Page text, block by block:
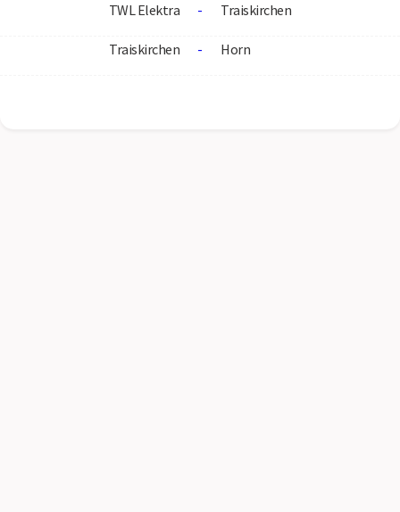
TWL Elektra - Traiskirchen
Traiskirchen - Horn